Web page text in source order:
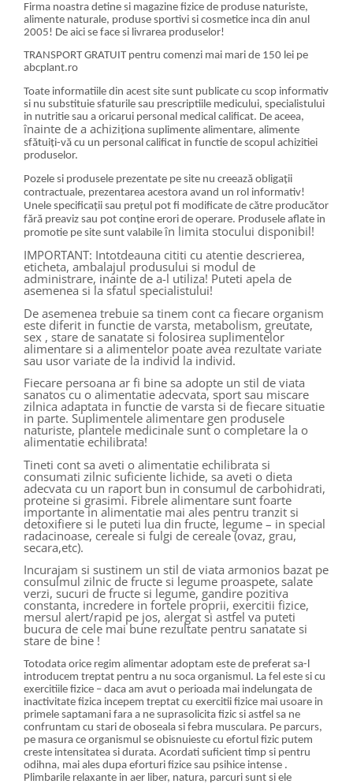
Firma noastra detine si magazine fizice de produse naturiste,
alimente naturale, produse sportivi si cosmetice inca din anul
2005! De aici se face si livrarea produselor!
TRANSPORT GRATUIT pentru comenzi mai mari de 150 lei pe
abcplant.ro
Toate informatiile din acest site sunt publicate cu scop informativ
si nu substituie sfaturile sau prescriptiile medicului, specialistului
in nutritie sau a oricarui personal medical calificat. De aceea,
înainte de a achiziționa suplimente alimentare, alimente
sfătuiți-vă cu un personal calificat in functie de scopul achizitiei
produselor.
Pozele si produsele prezentate pe site nu creează obligații
contractuale, prezentarea acestora avand un rol informativ!
Unele specificații sau prețul pot fi modificate de către producător
fără preaviz sau pot conține erori de operare. Produsele aflate in
promotie pe site sunt valabile în limita stocului disponibil!
IMPORTANT: Intotdeauna cititi cu atentie descrierea,
eticheta, ambalajul produsului si modul de
administrare, inainte de a-l utiliza! Puteti apela de
asemenea si la sfatul specialistului!
De asemenea trebuie sa tinem cont ca fiecare organism
este diferit in functie de varsta, metabolism, greutate,
sex , stare de sanatate si folosirea suplimentelor
alimentare si a alimentelor poate avea rezultate variate
sau usor variate de la individ la individ.
Fiecare persoana ar fi bine sa adopte un stil de viata
sanatos cu o alimentatie adecvata, sport sau miscare
zilnica adaptata in functie de varsta si de fiecare situatie
in parte. Suplimentele alimentare gen produsele
naturiste, plantele medicinale sunt o completare la o
alimentatie echilibrata!
Tineti cont sa aveti o alimentatie echilibrata si
consumati zilnic suficiente lichide, sa aveti o dieta
adecvata cu un raport bun in consumul de carbohidrati,
proteine si grasimi. Fibrele alimentare sunt foarte
importante in alimentatie mai ales pentru tranzit si
detoxifiere si le puteti lua din fructe, legume – in special
radacinoase, cereale si fulgi de cereale (ovaz, grau,
secara,etc).
Incurajam si sustinem un stil de viata armonios bazat pe
consulmul zilnic de fructe si legume proaspete, salate
verzi, sucuri de fructe si legume, gandire pozitiva
constanta, incredere in fortele proprii, exercitii fizice,
mersul alert/rapid pe jos, alergat si astfel va puteti
bucura de cele mai bune rezultate pentru sanatate si
stare de bine !
Totodata orice regim alimentar adoptam este de preferat sa-l
introducem treptat pentru a nu soca organismul. La fel este si cu
exercitiile fizice – daca am avut o perioada mai indelungata de
inactivitate fizica incepem treptat cu exercitii fizice mai usoare in
primele saptamani fara a ne suprasolicita fizic si astfel sa ne
confruntam cu stari de oboseala si febra musculara. Pe parcurs,
pe masura ce organismul se obisnuieste cu efortul fizic putem
creste intensitatea si durata. Acordati suficient timp si pentru
odihna, mai ales dupa eforturi fizice sau psihice intense .
Plimbarile relaxante in aer liber, natura, parcuri sunt si ele